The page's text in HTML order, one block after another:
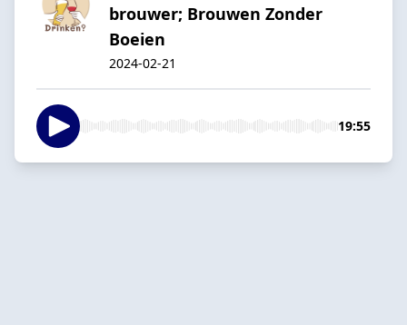
brouwer; Brouwen Zonder
Boeien
2024-02-21
19:55